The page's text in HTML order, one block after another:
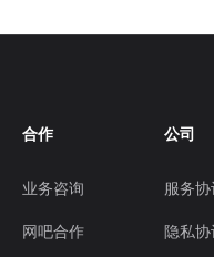
合作
业务咨询
网吧合作
公司
服务协
隐私协